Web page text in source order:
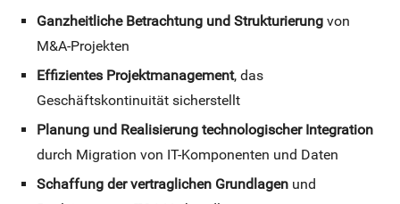
Ganzheitliche Betrachtung und Strukturierung von
M&A-Projekten
Effizientes Projektmanagement, das
Geschäftskontinuität sicherstellt
Planung und Realisierung technologischer Integration
durch Migration von IT-Komponenten und Daten
Schaffung der vertraglichen Grundlagen und